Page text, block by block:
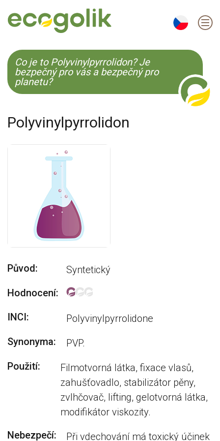
EN ES KO
Co je to Polyvinylpyrrolidon? Je
bezpečný pro vás a bezpečný pro
planetu?
Polyvinylpyrrolidon
Původ:
Syntetický
Hodnocení:
INCI:
Polyvinylpyrrolidone
Synonyma:
PVP.
Použití:
Filmotvorná látka, fixace vlasů,
zahušťovadlo, stabilizátor pěny,
zvlhčovač, lifting, gelotvorná látka,
modifikátor viskozity.
Nebezpečí:
Při vdechování má toxický účinek